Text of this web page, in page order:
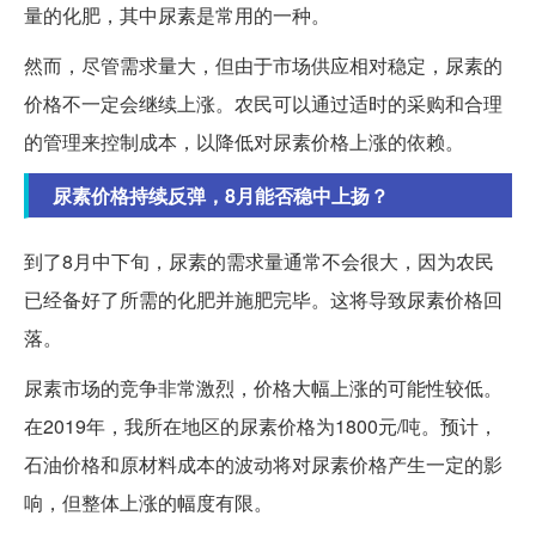
量的化肥，其中尿素是常用的一种。
然而，尽管需求量大，但由于市场供应相对稳定，尿素的
价格不一定会继续上涨。农民可以通过适时的采购和合理
的管理来控制成本，以降低对尿素价格上涨的依赖。
尿素价格持续反弹，8月能否稳中上扬？
到了8月中下旬，尿素的需求量通常不会很大，因为农民
已经备好了所需的化肥并施肥完毕。这将导致尿素价格回
落。
尿素市场的竞争非常激烈，价格大幅上涨的可能性较低。
在2019年，我所在地区的尿素价格为1800元/吨。预计，
石油价格和原材料成本的波动将对尿素价格产生一定的影
响，但整体上涨的幅度有限。